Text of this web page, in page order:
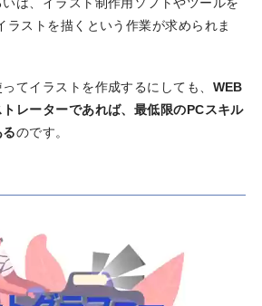
は、イラスト制作用ソフトやツールを
ラストを描くという作業が求められま
てイラストを作成するにしても、 WEB
レーターであれば、最低限のPCスキル
のです。